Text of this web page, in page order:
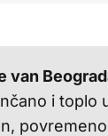
van
i toplo